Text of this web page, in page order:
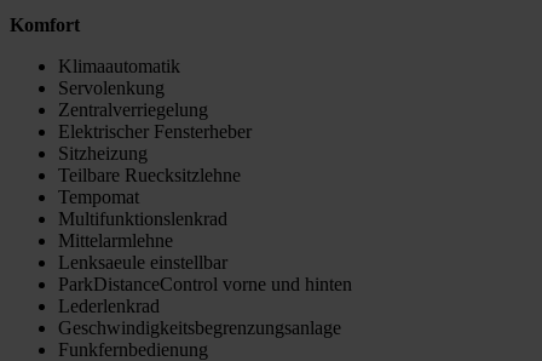
Komfort
Klimaautomatik
Servolenkung
Zentralverriegelung
Elektrischer Fensterheber
Sitzheizung
Teilbare Ruecksitzlehne
Tempomat
Multifunktionslenkrad
Mittelarmlehne
Lenksaeule einstellbar
ParkDistanceControl vorne und hinten
Lederlenkrad
Geschwindigkeitsbegrenzungsanlage
Funkfernbedienung